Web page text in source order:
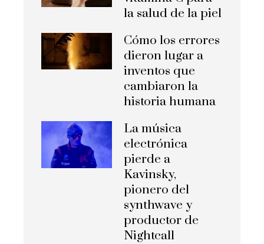
la salud de la piel
Cómo los errores
dieron lugar a
inventos que
cambiaron la
historia humana
La música
electrónica
pierde a
Kavinsky,
pionero del
synthwave y
productor de
Nightcall